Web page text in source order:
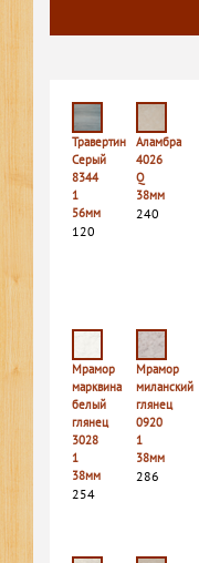
Травертин
Серый
8344
1
56мм
120
Аламбра
4026
Q
38мм
240
Мрамор
марквина
белый
глянец
3028
1
38мм
254
Мрамор
миланский
глянец
0920
1
38мм
286